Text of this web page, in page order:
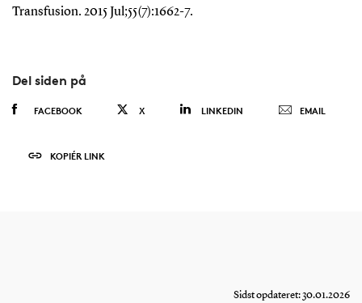
Transfusion. 2015 Jul;55(7):1662-7.
Del siden på
FACEBOOK X LINKEDIN EMAIL
KOPIÉR LINK
Sidst opdateret: 30.01.2026